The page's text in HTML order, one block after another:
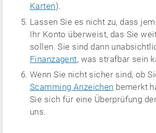
Karten).
Lassen Sie es nicht zu, dass
Ihr Konto überweist, das Sie
sollen. Sie sind dann
Finanzagent, was strafbar sein
Wenn Sie nicht sicher sind, ob
Scamming Anzeichen bemerkt
Sie sich für eine Überprüfung
uns.